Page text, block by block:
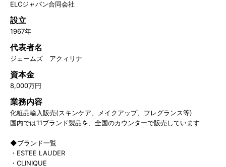
ELCジャパン合同会社
設立
1967年
代表者名
ジェームズ アクィリナ
資本金
8,000万円
業務内容
化粧品輸入販売(スキンケア、メイクアップ、フレグランス等)
国内では11ブランド製品を、全国のカウンターで販売しています
◆ブランド一覧
・ESTEE LAUDER
・CLINIQUE